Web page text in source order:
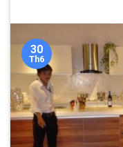
30
Th6